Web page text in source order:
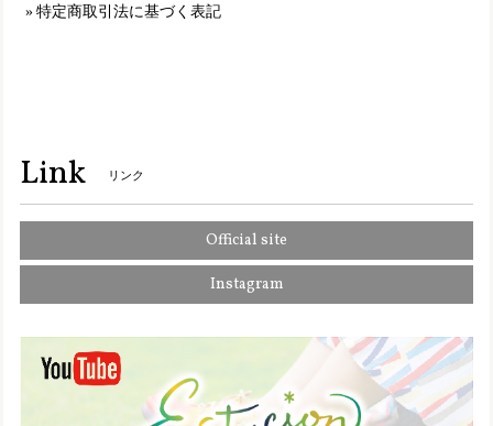
オークマルチ（OKMT） L／24.0cm～24.5cm
オレンジ（OR）
TGE326-1【ﾚﾃﾞｨｰｽ】Estacion～エスタシオン～・パンダモチーフ2wayサボシューズ
グレーマルチ（GYMT） M／23.0cm〜23.5cm
2024/10/08
特定商取引法に基づく表記
Link リンク
Official site
Instagram